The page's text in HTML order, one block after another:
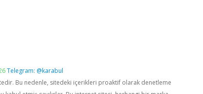
Telegram: @karabul
Bu nedenle, sitedeki içerikleri proaktif olarak denetleme